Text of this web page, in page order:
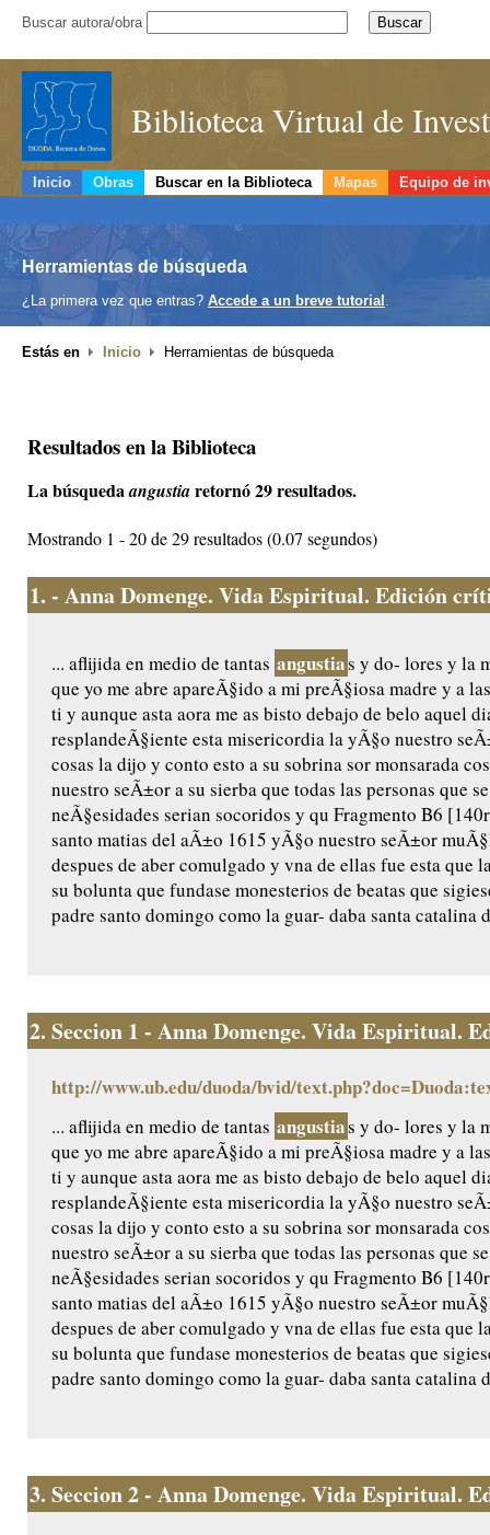
Buscar autora/obra
Biblioteca Virtual de
Inicio Obras Buscar en la Biblioteca Mapas Equipo de
Herramientas de búsqueda
¿La primera vez que entras? Accede a un breve tutorial .
Estás en Inicio Herramientas de búsqueda
Resultados en la Biblioteca
La búsquedaangustiaretornó 29 resultados.
Mostrando 1 - 20 de 29 resultados (0.07 segundos)
1. - Anna Domenge. Vida Espiritual. Edición
... aflijida en medio de tantas angustias y do- lores y la
que yo me abre apareÃ§ido a mi preÃ§iosa madre y a
ti y aunque asta aora me as bisto debajo de belo aquel
resplandeÃ§iente esta misericordia la yÃ§o nuestro
cosas la dijo y conto esto a su sobrina sor monsarada
nuestro seÃ±or a su sierba que todas las personas que
neÃ§esidades serian socoridos y qu Fragmento B6
santo matias del aÃ±o 1615 yÃ§o nuestro seÃ±or
despues de aber comulgado y vna de ellas fue esta que
su bolunta que fundase monesterios de beatas que
padre santo domingo como la guar- daba santa catalina
2. Seccion 1 - Anna Domenge. Vida Espiritual.
http://www.ub.edu/duoda/bvid/
... aflijida en medio de tantas angustias y do- lores y la
que yo me abre apareÃ§ido a mi preÃ§iosa madre y a
ti y aunque asta aora me as bisto debajo de belo aquel
resplandeÃ§iente esta misericordia la yÃ§o nuestro
cosas la dijo y conto esto a su sobrina sor monsarada
nuestro seÃ±or a su sierba que todas las personas que
neÃ§esidades serian socoridos y qu Fragmento B6
santo matias del aÃ±o 1615 yÃ§o nuestro seÃ±or
despues de aber comulgado y vna de ellas fue esta que
su bolunta que fundase monesterios de beatas que
padre santo domingo como la guar- daba santa catalina
3. Seccion 2 - Anna Domenge. Vida Espiritual.